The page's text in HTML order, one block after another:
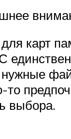
карт
выбора.